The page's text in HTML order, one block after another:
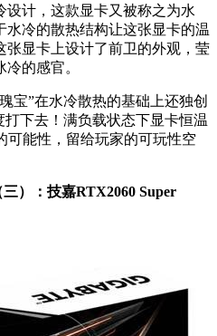
计，这款显卡又被称之为水
冷的散热结构让这张显卡的温
张显卡上设计了前卫的外观，莹
的感官。
宝”在水冷散热的基础上还独创
打下去！满负载状态下显卡恒温
可能性，留给玩家的可玩性空
）：技嘉RTX2060 Super